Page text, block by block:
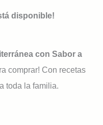
disponible!
con Sabor a
comprar! Con recetas
toda la familia.